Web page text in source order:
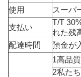
使用
スーパ
支払い
T/T
れた残
配達時間
預金が
1高品
2私た